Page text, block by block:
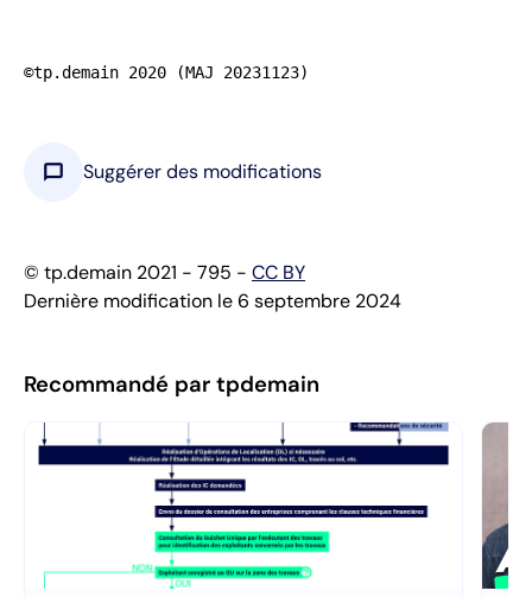
©tp.demain 2020 (MAJ 20231123)
chat_bubble Suggérer des modifications
© tp.demain 2021 - 795 - CC BY
Dernière modification le 6 septembre 2024
Recommandé par tpdemain